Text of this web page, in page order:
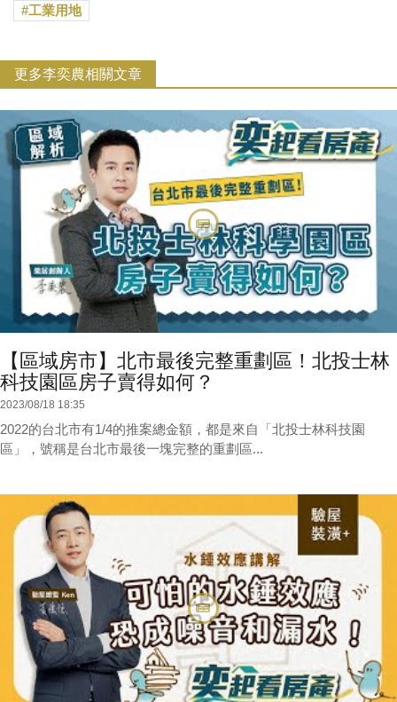
工業用地
更多李奕農相關文章
【區域房市】北市最後完整重劃區！北投士林
科技園區房子賣得如何？
2023/08/18 18:35
2022的台北市有1/4的推案總金額，都是來自「北投士林科技園
區」，號稱是台北市最後一塊完整的重劃區...